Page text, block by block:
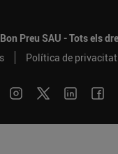
Bon Preu SAU - Tots els
Política de privacitat